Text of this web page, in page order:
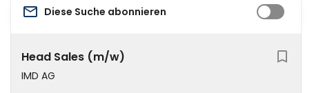
Diese Suche abonnieren
Head Sales (m/w)
IMD AG